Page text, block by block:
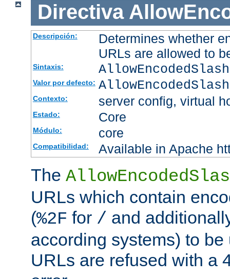
Directiva
Descripción:
Determines whether
URLs are allowed to
Sintaxis:
Valor por defecto:
Contexto: server config, virtual
Estado: Core
Módulo: core
Compatibilidad: Available in Apache
The
URLs which contain
(%2F for / and
according systems) to
URLs are refused with a